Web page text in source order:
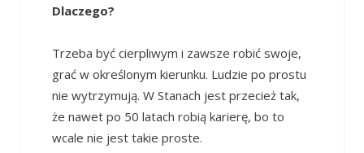
Dlaczego?
Trzeba być cierpliwym i zawsze robić swoje,
grać w określonym kierunku. Ludzie po prostu
nie wytrzymują. W Stanach jest przecież tak,
że nawet po 50 latach robią karierę, bo to
wcale nie jest takie proste.